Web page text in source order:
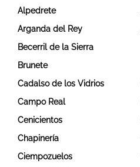
Alpedrete
Arganda del Rey
Becerril de la Sierra
Brunete
Cadalso de los Vidrios
Campo Real
Cenicientos
Chapinería
Ciempozuelos